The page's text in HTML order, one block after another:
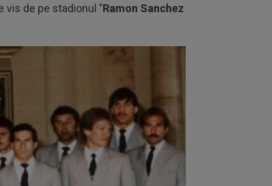
vis de pe stadionul "Ramon Sanchez